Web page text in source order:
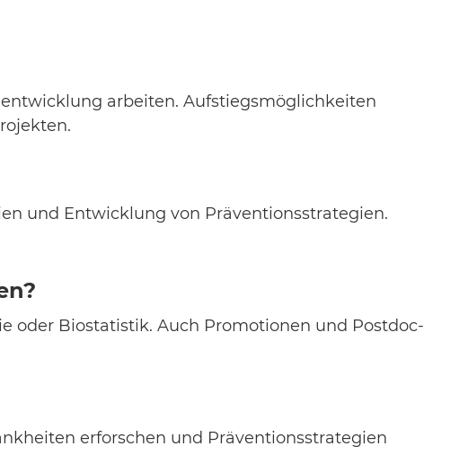
arbeiten. Aufstiegsmöglichkeiten
und Entwicklung von Präventionsstrategien.
oder Biostatistik. Auch Promotionen und Postdoc-
erforschen und Präventionsstrategien